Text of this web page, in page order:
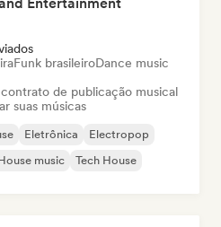
Funk brasileiroDance music
de publicação musical
suas músicas
Eletrônica
Electropop
music Tech House